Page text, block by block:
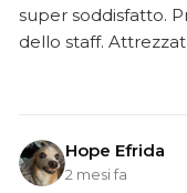
super soddisfatto.
dello staff.
Hope Efrida
2 mesi fa